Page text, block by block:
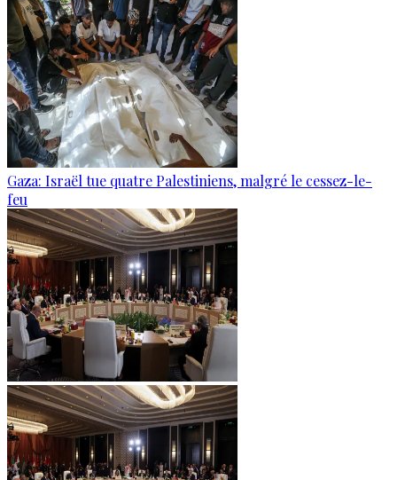
Gaza: Israël tue quatre Palestiniens, malgré le cessez-le-
feu